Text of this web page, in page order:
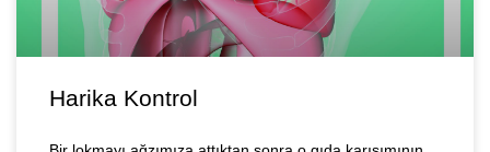
Harika Kontrol